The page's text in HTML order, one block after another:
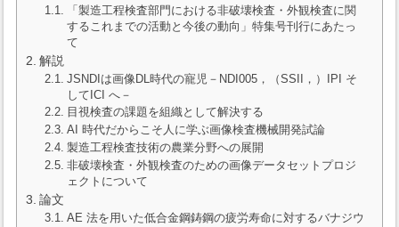
「製造工程検査部門における非破壊検査・外観検査に関
するこれまでの活動と今後の動向」特集号刊行にあたっ
て
解説
JSNDIは画像DL時代の寵児－NDI005，（SSII，）IPI そ
してICI へ－
目視検査の課題を組織として解決する
AI 時代だからこそ人に学ぶ画像検査機械開発試論
製造工程検査技術の農業分野への展開
非破壊検査・外観検査のための画像データセットプロジ
ェクトについて
論文
AE 法を用いた低合金鋼鋳鋼の疲労寿命に対するバナジウ